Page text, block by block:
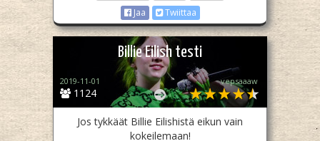
Jaa
Twiittaa
Billie Eilish testi
1124
2019-11-01 vepsaaaw
Jos tykkäät Billie Eilishistä eikun vain
kokeilemaan!